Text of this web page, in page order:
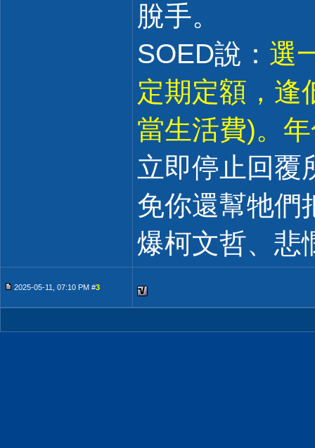
脫手。
SOED說： 選
定期定額，逢
當生活費)。
立即停止回覆
免你還幫牠們
爆柯文哲、悲
2025-05-11, 07:10 PM #3